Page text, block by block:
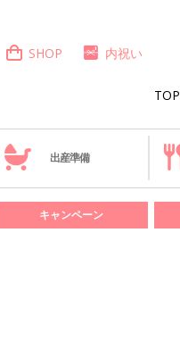
TOP
SHOP 内祝い
出産準備
キャンペーン